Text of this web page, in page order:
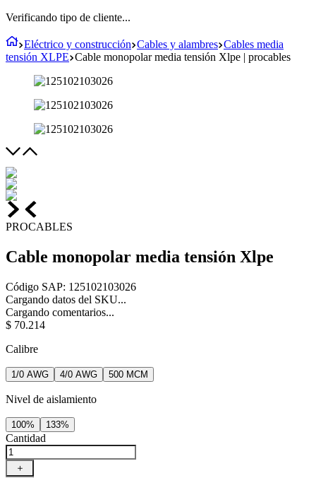
Verificando tipo de cliente...
Eléctrico y construcción Cables y alambres Cables media
tensión XLPE Cable monopolar media tensión Xlpe | procables
PROCABLES
Cable monopolar media tensión Xlpe
Código SAP: 125102103026
Cargando datos del SKU...
Cargando comentarios...
$ 70.214
Calibre
1/0 AWG 4/0 AWG 500 MCM
Nivel de aislamiento
100% 133%
Cantidad
＋